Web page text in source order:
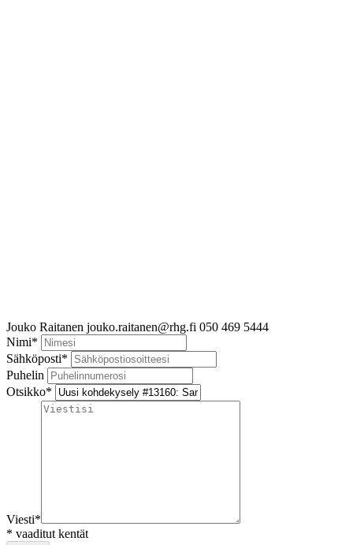
Jouko Raitanen jouko.raitanen@rhg.fi 050 469 5444
Nimi*
Sähköposti*
Puhelin
Otsikko*
Viesti*
* vaaditut kentät